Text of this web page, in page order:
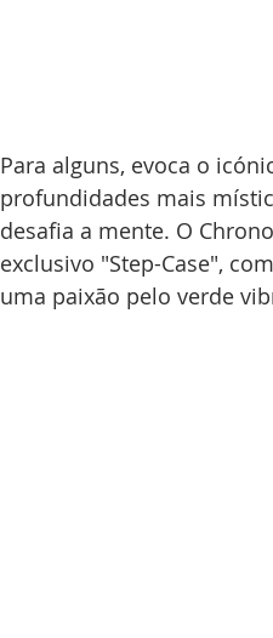
Para alguns, evoca o
profundidades mais
desafia a mente. O
exclusivo "Step-Case",
uma paixão pelo verde